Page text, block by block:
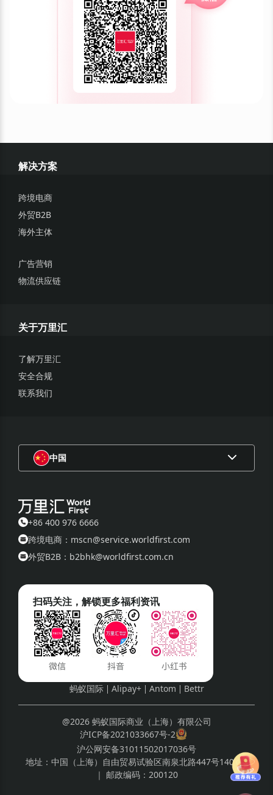
解决方案
跨境电商
外贸B2B
海外主体
广告营销
物流供应链
关于万里汇
了解万里汇
安全合规
联系我们
中国
+86 400 976 6666
跨境电商：mscn@service.worldfirst.com
外贸B2B：b2bhk@worldfirst.com.cn
扫码关注，解锁更多福利资讯
蚂蚁国际 Alipay+ Antom Bettr
@2026 蚂蚁国际商业（上海）有限公司
沪ICP备2021033667号-2
沪公网安备31011502017036号
地址： 中国（上海）自由贸易试验区南泉北路447号1408室
｜ 邮政编码： 200120